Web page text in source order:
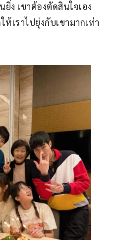
ง เขาต้องตัดสินใจเอง
ห้เราไปยุ่งกับเขามากเท่า